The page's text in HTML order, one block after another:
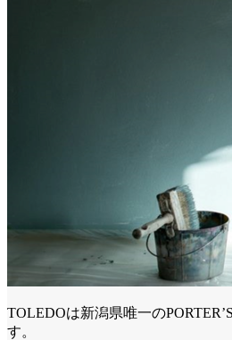
TOLEDOは新潟県唯一の
す。